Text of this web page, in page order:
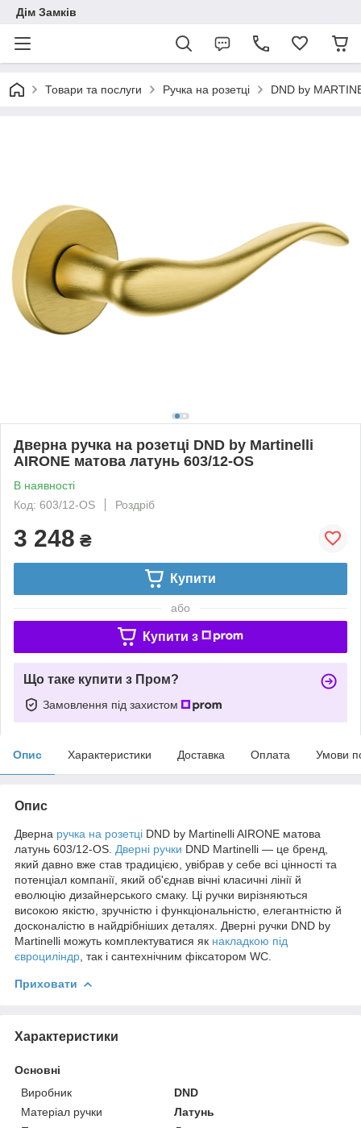
Дім Замків
Товари та послуги Ручка на розетці DND by
Дверна ручка на розетці DND by Martinelli
AIRONE матова латунь 603/12-OS
В наявності
Код: 603/12-OS
Роздріб
3 248 ₴
Купити
або
Купити з
Що таке купити з Пром?
Замовлення під захистом
Опис Характеристики Доставка Оплата Умови
Опис
Дверна ручка на розетці DND by Martinelli AIRONE матова
латунь 603/12-OS. Дверні ручки DND Martinelli — це бренд,
який давно вже став традицією, увібрав у себе всі цінності та
потенціал компанії, який об'єднав вічні класичні лінії й
еволюцію дизайнерського смаку. Ці ручки вирізняються
високою якістю, зручністю і функціональністю, елегантністю й
досконалістю в найдрібніших деталях. Дверні ручки DND by
Martinelli можуть комплектуватися як накладкою під
євроциліндр , так і сантехнічним фіксатором WC.
Приховати
Характеристики
Основні
Виробник
DND
Матеріал ручки
Латунь